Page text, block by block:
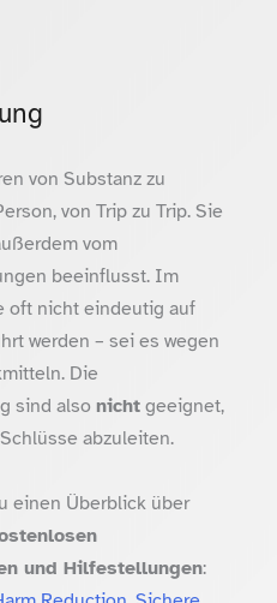
von Substanz zu
von Trip zu Trip. Sie
vom
beeinflusst. Im
oft nicht eindeutig auf
werden – sei es wegen
Die
sind also nichtgeeignet,
abzuleiten.
einen Überblick über
und Hilfestellungen: